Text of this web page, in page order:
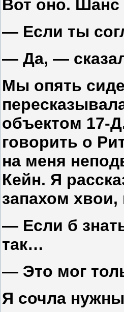
Вот оно. Шанс
— Если ты
— Да, —
Мы опять
объектом 17-
говорить о
на меня
Кейн. Я
запахом хвои,
— Если б
так…
— Это мог
Я сочла